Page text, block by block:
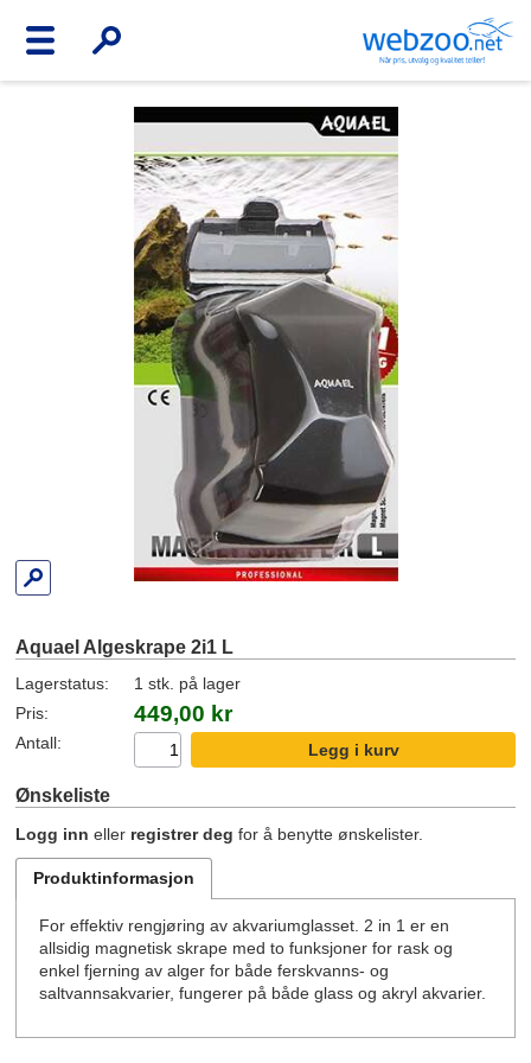
Aquael Algeskrape 2i1 L
Lagerstatus:
1 stk. på lager
Pris:
449,00 kr
Antall:
Ønskeliste
Logg inn eller registrer deg for å benytte ønskelister.
Produktinformasjon
For effektiv rengjøring av akvariumglasset. 2 in 1 er en
allsidig magnetisk skrape med to funksjoner for rask og
enkel fjerning av alger for både ferskvanns- og
saltvannsakvarier, fungerer på både glass og akryl akvarier.